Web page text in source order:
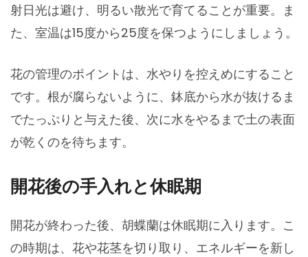
射日光は避け、明るい散光で育てることが重要。ま
た、室温は15度から25度を保つようにしましょう。
花の管理のポイントは、水やりを控えめにすること
です。根が腐らないように、鉢底から水が抜けるま
でたっぷりと与えた後、次に水をやるまで土の表面
が乾くのを待ちます。
開花後の手入れと休眠期
開花が終わった後、胡蝶蘭は休眠期に入ります。こ
の時期は、花や花茎を切り取り、エネルギーを新し